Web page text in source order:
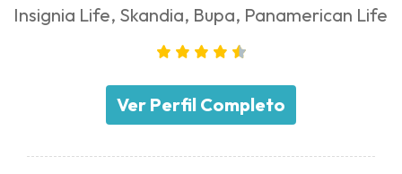
Insignia Life, Skandia, Bupa, Panamerican Life
Ver Perfil Completo